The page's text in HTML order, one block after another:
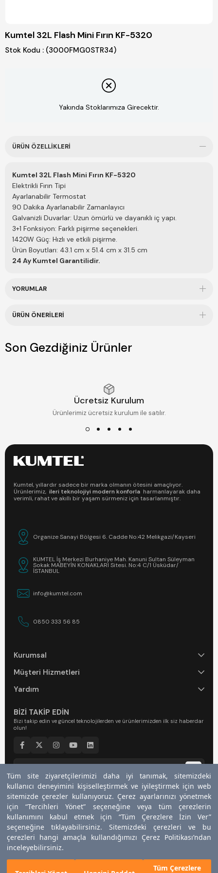
Tüm site ziyaretçilerimizi daha iyi tanımak, sitemizdeki
kullanıcı deneyimini kişiselleştirmek ve iyileştirmek için web
sitemizde çerezler kullanıyoruz. Çerez ayarlarınızı yönetmek
için “Tercihleri Yönet” seçeneğine veya tüm çerezlerin
kullanımını kabul etmek için “Tüm Çerezlere İzin Ver”
seçeneğine tıklayabilirsiniz. Sitemizdeki çerezleri ve bu
çerezleri hangi amaçla kullandığımızı Çerez Politikası’ndan
inceleyebilirsiniz.
Tüm Çerezlere
Tüm site ziyaretçilerimizi daha iyi tanımak, sitemizdeki
kullanıcı deneyimini kişiselleştirmek ve iyileştirmek için web
sitemizde çerezler kullanıyoruz. Çerez ayarlarınızı yönetmek
için “Tercihleri Yönet” seçeneğine veya tüm çerezlerin
kullanımını kabul etmek için “Tüm Çerezlere İzin Ver”
seçeneğine tıklayabilirsiniz. Sitemizdeki çerezleri ve bu
çerezleri hangi amaçla kullandığımızı Çerez Politikası’ndan
inceleyebilirsiniz.
Tüm Çerezlere
Kumtel 32L Flash Mini Fırın KF-5320
Stok Kodu (3000FMG0STR34)
Yakında Stoklarımıza Girecektir.
ÜRÜN ÖZELLIKLERI
Kumtel 32L Flash Mini Fırın KF-5320
Elektrikli Fırın Tipi
Ayarlanabilir Termostat
90 Dakika Ayarlanabilir Zamanlayıcı
Galvanizli Duvarlar: Uzun ömürlü ve dayanıklı iç yapı.
3+1 Fonksiyon: Farklı pişirme seçenekleri.
1420W Güç: Hızlı ve etkili pişirme.
Ürün Boyutları: 43.1 cm x 51.4 cm x 31.5 cm
24 Ay Kumtel Garantilidir.
YORUMLAR
ÜRÜN ÖNERILERI
Son Gezdiğiniz Ürünler
Ücretsiz Kurulum
Ürünlerimiz ücretsiz kurulum ile satılır.
Kumtel, yıllardır sadece bir marka olmanın ötesini amaçlıyor.
Ürünlerimiz, ileri teknolojiyi modern konforla harmanlayarak daha
verimli, rahat ve akıllı bir yaşam sürmeniz için tasarlanmıştır.
Organize Sanayi Bölgesi 6. Cadde No:42 Melikgazi/Kayseri
KUMTEL İş Merkezi Burhaniye Mah. Kanuni Sultan Süleyman
Sokak MABEYİN KONAKLARI Sitesi. No:4 C/1 Üsküdar/
İSTANBUL
info@kumtel.com
0850 333 56 85
Kurumsal
Müşteri Hizmetleri
Yardım
BİZİ TAKİP EDİN
Bizi takip edin ve güncel teknolojilerden ve ürünlerimizden ilk siz haberdar
olun!
Bültenimize kaydolarakKullanım ŞartlarıveGizlilik Politikasınıkabul
edersiniz.
© 2026, KUMTEL Powered by YG Digital